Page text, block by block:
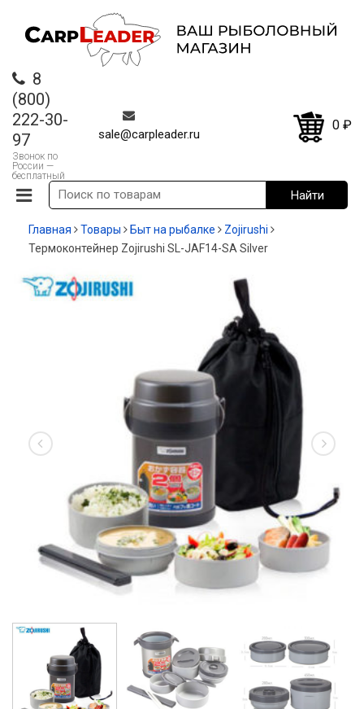
8
(800)
222-30-
97
Звонок по
России —
бесплатный
sale@carpleader.ru
0 ₽
Главная Товары Быт на рыбалке
Zojirushi
Термоконтейнер Zojirushi SL-JAF14-SA Silver